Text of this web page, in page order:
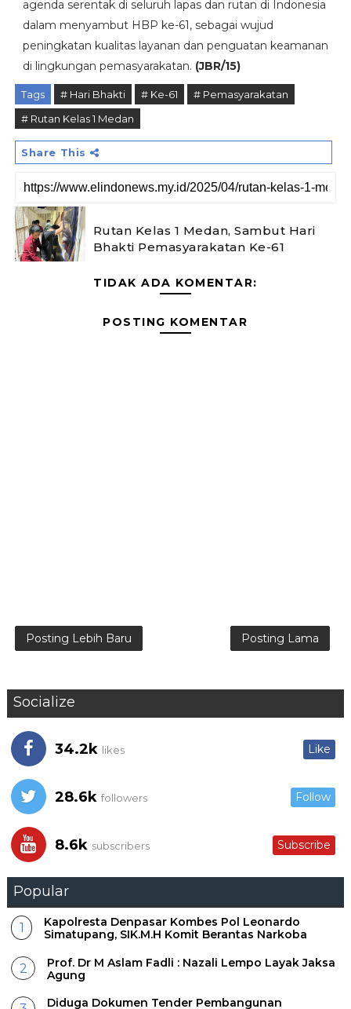
agenda serentak di seluruh lapas dan rutan di Indonesia
dalam menyambut HBP ke-61, sebagai wujud
peningkatan kualitas layanan dan penguatan keamanan
di lingkungan pemasyarakatan. (JBR/15)
Tags # Hari Bhakti # Ke-61
# Pemasyarakatan
# Rutan Kelas 1 Medan
Share This
Rutan Kelas 1 Medan, Sambut Hari
Bhakti Pemasyarakatan Ke-61
TIDAK ADA KOMENTAR:
POSTING KOMENTAR
Posting Lebih Baru Posting Lama
Socialize
34.2k likes Like
28.6k followers Follow
8.6k subscribers Subscribe
Popular
Kapolresta Denpasar Kombes Pol Leonardo
Simatupang, SIK.M.H Komit Berantas Narkoba
Prof. Dr M Aslam Fadli : Nazali Lempo Layak Jaksa
Agung
Diduga Dokumen Tender Pembangunan